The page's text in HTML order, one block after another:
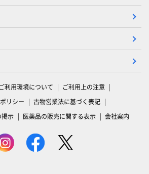
ご利用環境について
ご利用上の注意
リシー
古物営業法に基づく表記
示
医薬品の販売に関する表示 会社案内